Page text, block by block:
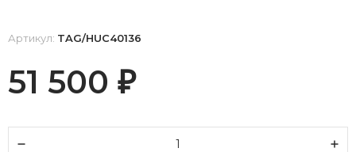
Артикул: TAG/HUC40136
51 500 ₽